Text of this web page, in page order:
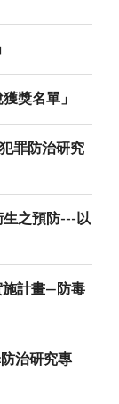
獎名單」
罪防治研究
生之預防---以
施計畫—防毒
治研究專